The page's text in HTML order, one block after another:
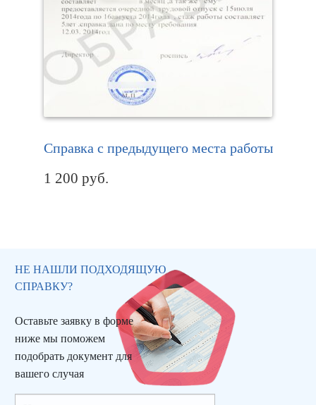
Справка с предыдущего места работы
1 200 руб.
НЕ НАШЛИ ПОДХОДЯЩУЮ
СПРАВКУ?
Оставьте заявку в форме
ниже мы поможем
подобрать документ для
вашего случая